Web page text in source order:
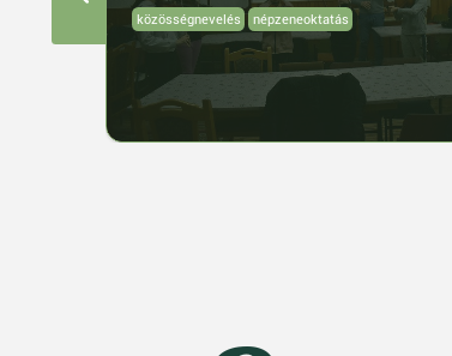
közösségnevelés népzeneoktatás